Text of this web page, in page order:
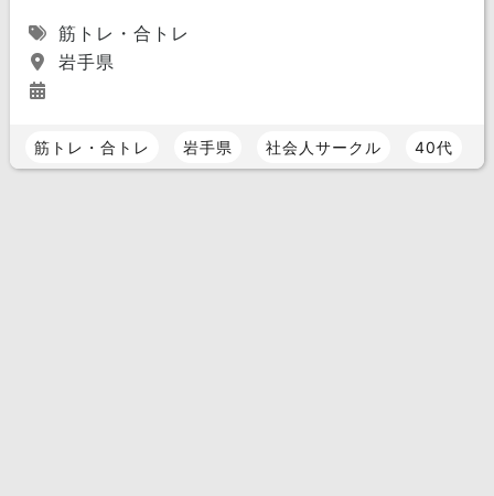
筋トレ・合トレ
岩手県
筋トレ・合トレ 岩手県 社会人サークル 40代